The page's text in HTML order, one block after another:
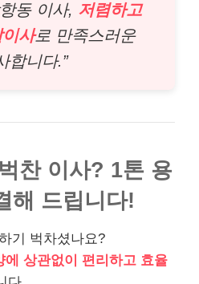
동 이사, 저렴하고
사로 만족스러운
합니다.”
찬 이사? 1톤 용
해 드립니다!
기 벅차셨나요?
에 상관없이 편리하고 효율